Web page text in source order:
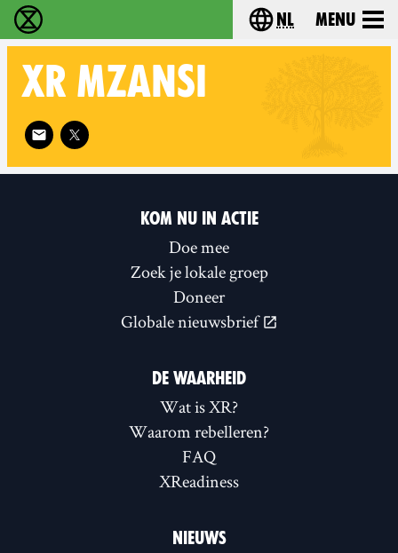
Extinction Rebellion - Home Choose your
nl Menu
XR MZANSI
Follow XR Mzansi on
KOM NU IN ACTIE
Doe mee
Zoek je lokale groep
Doneer
Globale nieuwsbrief
DE WAARHEID
Wat is XR?
Waarom rebelleren?
FAQ
XReadiness
NIEUWS